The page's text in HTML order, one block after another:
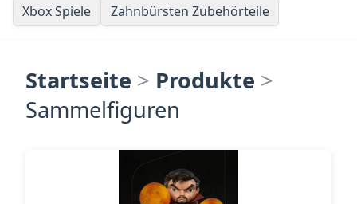
Xbox Spiele
Zahnbürsten Zubehörteile
Startseite > Produkte >
Sammelfiguren